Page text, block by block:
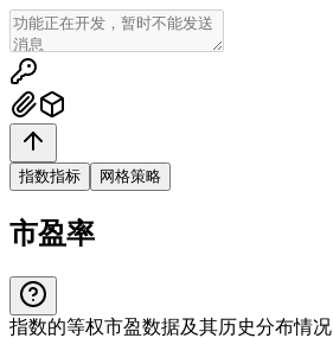
指数指标 网格策略
市盈率
指数的等权市盈数据及其历史分布情况